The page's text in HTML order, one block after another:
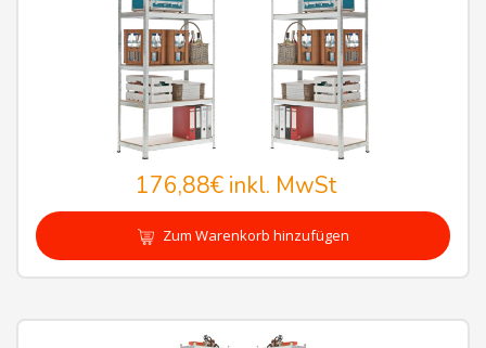
176,88€inkl. MwSt
Zum Warenkorb hinzufügen